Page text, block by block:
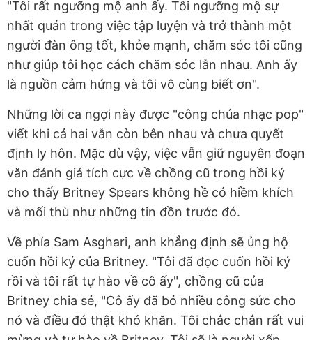
"Tôi rất ngưỡng mộ anh ấy. Tôi ngưỡng mộ sự
nhất quán trong việc tập luyện và trở thành một
người đàn ông tốt, khỏe mạnh, chăm sóc tôi cũng
như giúp tôi học cách chăm sóc lẫn nhau. Anh ấy
là nguồn cảm hứng và tôi vô cùng biết ơn".
Những lời ca ngợi này được "công chúa nhạc pop"
viết khi cả hai vẫn còn bên nhau và chưa quyết
định ly hôn. Mặc dù vậy, việc vẫn giữ nguyên đoạn
văn đánh giá tích cực về chồng cũ trong hồi ký
cho thấy Britney Spears không hề có hiềm khích
và mối thù như những tin đồn trước đó.
Về phía Sam Asghari, anh khẳng định sẽ ủng hộ
cuốn hồi ký của Britney. "Tôi đã đọc cuốn hồi ký
rồi và tôi rất tự hào về cô ấy", chồng cũ của
Britney chia sẻ, "Cô ấy đã bỏ nhiều công sức cho
nó và điều đó thật khó khăn. Tôi chắc chắn rất vui